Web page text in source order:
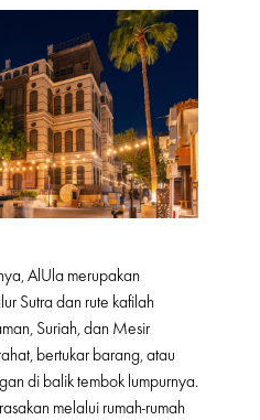
AlUla merupakan
Sutra dan rute kafilah
Suriah, dan Mesir
bertukar barang, atau
di balik tembok lumpurnya.
melalui rumah-rumah